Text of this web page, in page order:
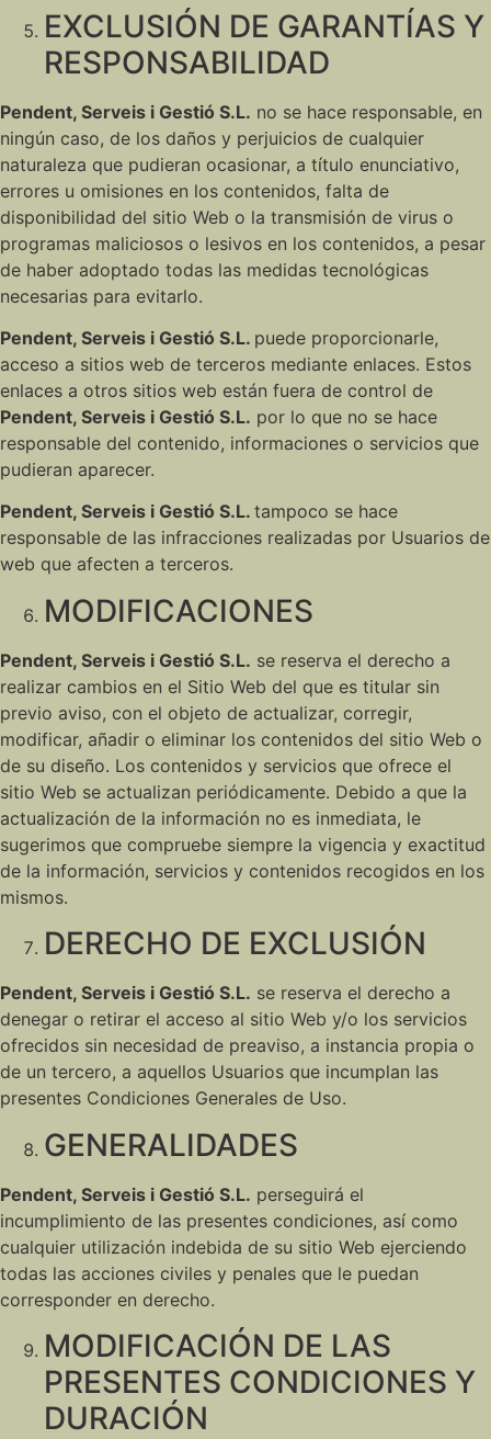
EXCLUSIÓN DE GARANTÍAS Y
RESPONSABILIDAD
Pendent, Serveis i Gestió S.L. no se hace responsable, en
ningún caso, de los daños y perjuicios de cualquier
naturaleza que pudieran ocasionar, a título enunciativo,
errores u omisiones en los contenidos, falta de
disponibilidad del sitio Web o la transmisión de virus o
programas maliciosos o lesivos en los contenidos, a pesar
de haber adoptado todas las medidas tecnológicas
necesarias para evitarlo.
Pendent, Serveis i Gestió S.L. puede proporcionarle,
acceso a sitios web de terceros mediante enlaces. Estos
enlaces a otros sitios web están fuera de control de
Pendent, Serveis i Gestió S.L. por lo que no se hace
responsable del contenido, informaciones o servicios que
pudieran aparecer.
Pendent, Serveis i Gestió S.L. tampoco se hace
responsable de las infracciones realizadas por Usuarios de
web que afecten a terceros.
MODIFICACIONES
Pendent, Serveis i Gestió S.L. se reserva el derecho a
realizar cambios en el Sitio Web del que es titular sin
previo aviso, con el objeto de actualizar, corregir,
modificar, añadir o eliminar los contenidos del sitio Web o
de su diseño. Los contenidos y servicios que ofrece el
sitio Web se actualizan periódicamente. Debido a que la
actualización de la información no es inmediata, le
sugerimos que compruebe siempre la vigencia y exactitud
de la información, servicios y contenidos recogidos en los
mismos.
DERECHO DE EXCLUSIÓN
Pendent, Serveis i Gestió S.L. se reserva el derecho a
denegar o retirar el acceso al sitio Web y/o los servicios
ofrecidos sin necesidad de preaviso, a instancia propia o
de un tercero, a aquellos Usuarios que incumplan las
presentes Condiciones Generales de Uso.
GENERALIDADES
Pendent, Serveis i Gestió S.L. perseguirá el
incumplimiento de las presentes condiciones, así como
cualquier utilización indebida de su sitio Web ejerciendo
todas las acciones civiles y penales que le puedan
corresponder en derecho.
MODIFICACIÓN DE LAS
PRESENTES CONDICIONES Y
DURACIÓN